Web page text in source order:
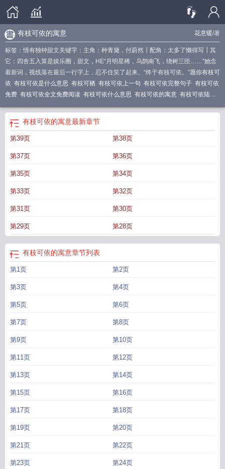
花意暖/著
有枝可依的寓意
标签：情有独钟甜文关键字：主角：种青黛，付蔚然┃配角：太多了懒得写┃其
它：四舍五入算是娱乐圈，甜文，HE“月明星稀，乌鹊南飞，绕树三匝……”她念
着新词，视线落在最后一行字上，忍不住笑了起来。“终于有枝可依。”愿你有枝可
依 有枝可依是什么意思 有枝可栖 有枝可依上一句 有枝可依完整句子 有枝可依
免费 有枝可依全文免费阅读 有枝可依什么意思 有枝可依的寓意 有枝可依陆枝
怎么回复 有枝可依的意思 愿你不再颠沛流离 愿你有枝可依
什么
可依近义词
有枝可依知乎
依也可自成乔木
有枝可依的寓意最新章节
第39页 第38页
第37页 第36页
第35页 第34页
第33页 第32页
第31页 第30页
第29页 第28页
有枝可依的寓意章节列表
第1页 第2页
第3页 第4页
第5页 第6页
第7页 第8页
第9页 第10页
第11页 第12页
第13页 第14页
第15页 第16页
第17页 第18页
第19页 第20页
第21页 第22页
第23页 第24页